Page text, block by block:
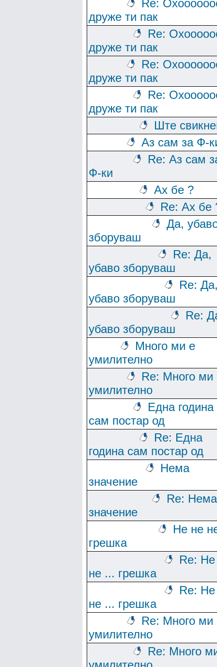
Re:
друже ти пак
Re:
друже ти пак
Re:
друже ти пак
Re:
друже ти пак
Ште
Аз сам за Ф-
Re: Аз сам
Ф-ки
Ах бе ?
Re: Ах бе
Да,
зборуваш
Re: Да,
убаво зборуваш
Re:
убаво зборуваш
Re:
убаво зборуваш
Много ми е
умилително
Re: Много ми
умилително
Една година
сам постар од
Re: Една
година сам постар од
Нема
значение
Re: Нема
значение
Не не
грешка
Re:
не ... грешка
Re:
не ... грешка
Re: Много ми
умилително
Re: Много